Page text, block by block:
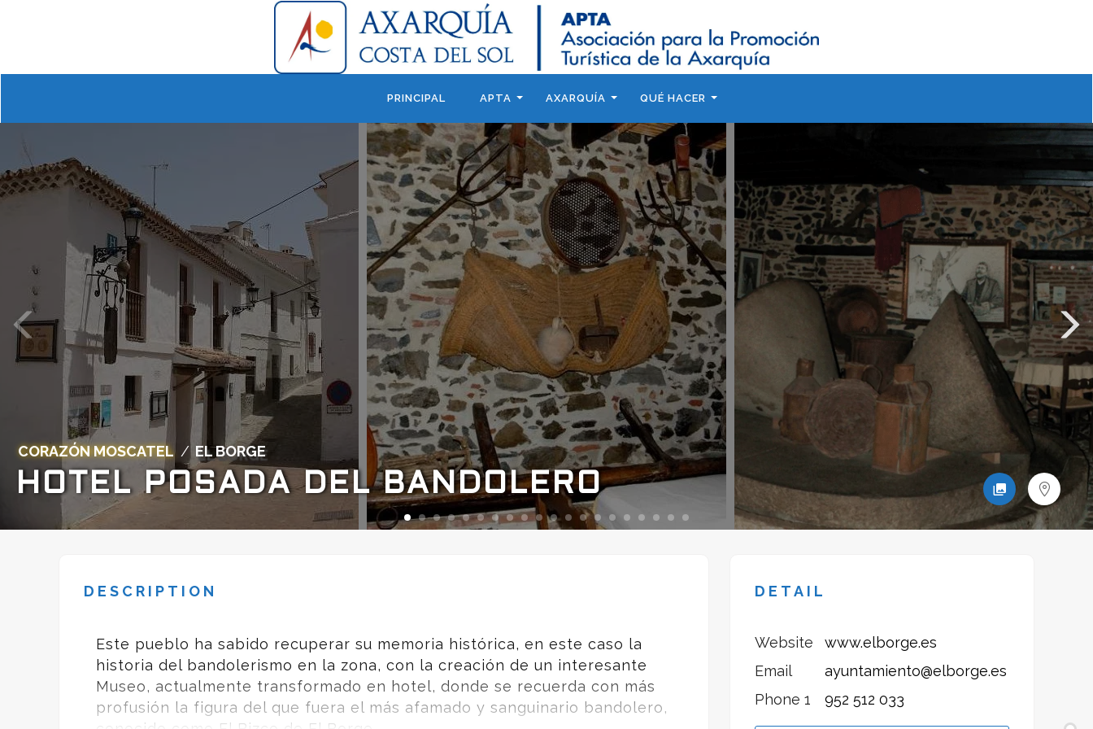
PRINCIPAL APTA AXARQUÍA QUÉ HACER
CORAZÓN MOSCATEL / EL BORGE
HOTEL POSADA DEL BANDOLERO
DESCRIPTION
Este pueblo ha sabido recuperar su memoria histórica, en este caso la
historia del bandolerismo en la zona, con la creación de un interesante
Museo, actualmente transformado en hotel, donde se recuerda con más
profusión la figura del que fuera el más afamado y sanguinario bandolero,
DETAIL
Website
www.elborge.es
Email
ayuntamiento@elborge.es
Phone 1
952 512 033